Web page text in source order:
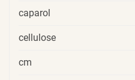
caparol
cellulose
cm